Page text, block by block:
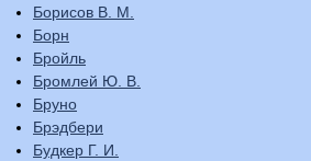
Борисов В. М.
Борн
Бройль
Бромлей Ю. В.
Бруно
Брэдбери
Будкер Г. И.